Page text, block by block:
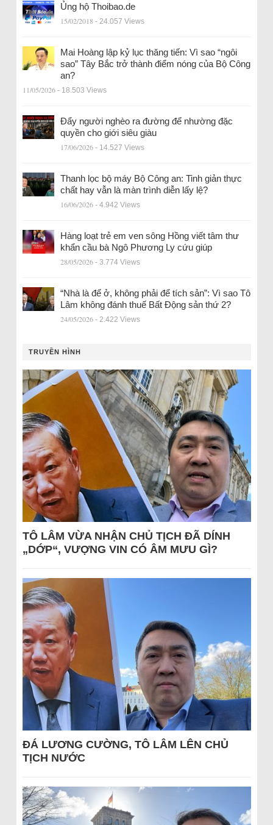
Ủng hộ Thoibao.de
15/02/2018 - 24.057 Views
Mai Hoàng lập kỷ lục thăng tiến: Vì sao “ngôi
sao” Tây Bắc trở thành điểm nóng của Bộ Công
an?
11/05/2026 - 18.503 Views
Đẩy người nghèo ra đường để nhường đặc
quyền cho giới siêu giàu
17/06/2026 - 14.527 Views
Thanh lọc bộ máy Bộ Công an: Tinh giản thực
chất hay vẫn là màn trình diễn lấy lệ?
16/06/2026 - 4.942 Views
Hàng loạt trẻ em ven sông Hồng viết tâm thư
khẩn cầu bà Ngô Phương Ly cứu giúp
28/05/2026 - 3.774 Views
“Nhà là để ở, không phải để tích sản”: Vì sao Tô
Lâm không đánh thuế Bất Động sản thứ 2?
24/05/2026 - 2.422 Views
TRUYỀN HÌNH
TÔ LÂM VỪA NHẬN CHỦ TỊCH ĐÃ DÍNH
„DỚP“, VƯỢNG VIN CÓ ÂM MƯU GÌ?
ĐÁ LƯƠNG CƯỜNG, TÔ LÂM LÊN CHỦ
TỊCH NƯỚC